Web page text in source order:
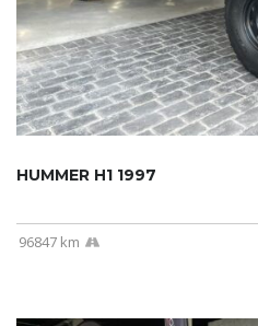
HUMMER H1 1997
96847 km